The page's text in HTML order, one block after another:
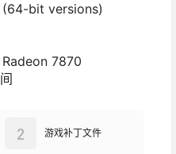
bit versions)
7870
游戏补丁文件
2